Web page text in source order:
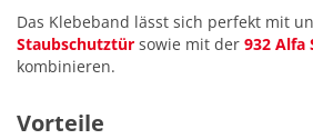
Das Klebeband lässt sich perfekt mit
Staubschutztür sowie mit der 932 Alfa
kombinieren.
Vorteile